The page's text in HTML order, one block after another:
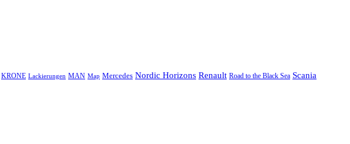
KRONE Lackierungen MAN Map Mercedes Nordic Horizons Renault Road to the Black Sea Scania